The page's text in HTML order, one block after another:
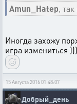
Amun_Hatep ,
Иногда захожу
игра измениться
15 Августа 2016 01:48:07
Добрый_день